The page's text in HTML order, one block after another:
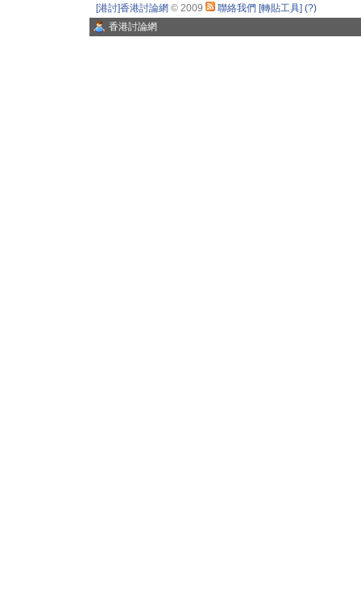
[港討]香港討論網 © 2009 聯絡我們 [轉貼工具] (?)
香港討論網